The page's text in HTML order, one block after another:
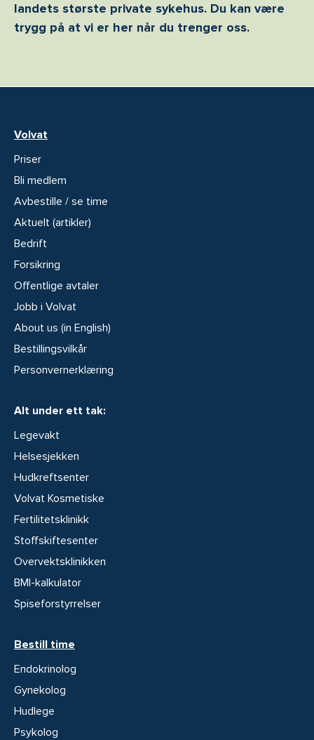
landets største private sykehus. Du kan være
trygg på at vi er her når du trenger oss.
Volvat
Priser
Bli medlem
Avbestille / se time
Aktuelt (artikler)
Bedrift
Forsikring
Offentlige avtaler
Jobb i Volvat
About us (in English)
Bestillingsvilkår
Personvernerklæring
Alt under ett tak:
Legevakt
Helsesjekken
Hudkreftsenter
Volvat Kosmetiske
Fertilitetsklinikk
Stoffskiftesenter
Overvektsklinikken
BMI-kalkulator
Spiseforstyrrelser
Bestill time
Endokrinolog
Gynekolog
Hudlege
Psykolog